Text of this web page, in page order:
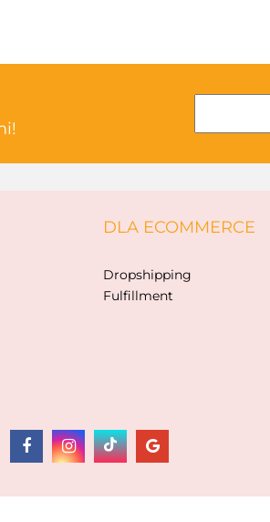
AKSJOMAT
DLA ECOMMERCE
Dropshipping
Fulfillment